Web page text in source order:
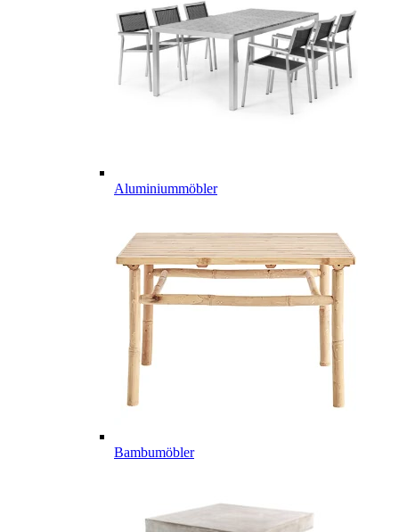
Aluminiummöbler
Bambumöbler